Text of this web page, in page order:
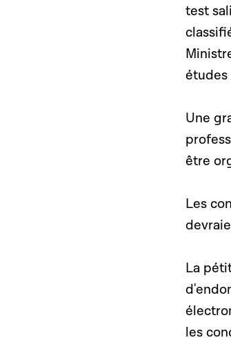
test
études
Une
être
Les
La
les